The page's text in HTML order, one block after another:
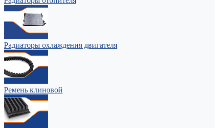
Радиаторы охлаждения двигателя
Ремень клиновой